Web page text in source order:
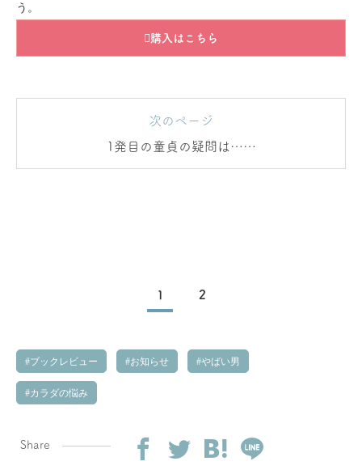
う。
購入はこちら
次のページ
1発目の童貞の疑問は……
1 2
ブックレビュー お知らせ やばい男
カラダの悩み
Share